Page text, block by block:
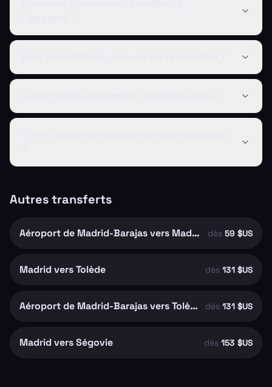
Autres transferts
Aéroport de Madrid-Barajas vers Madrid dès 59 $US
Madrid vers Tolède dès 131 $US
Aéroport de Madrid-Barajas vers Tolède dès 131 $US
Madrid vers Ségovie dès 153 $US